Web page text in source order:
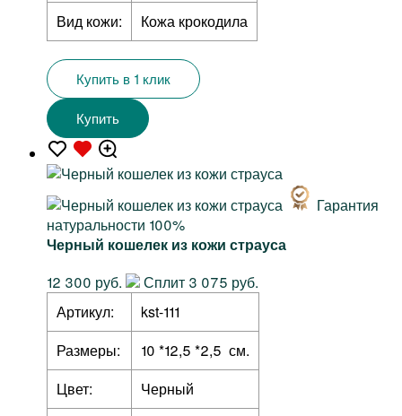
Вид кожи:
Кожа крокодила
Купить в 1 клик
Купить
Гарантия
натуральности 100%
Черный кошелек из кожи страуса
12 300 руб.
Сплит 3 075 руб.
Артикул:
kst-111
Размеры:
10 *12,5 *2,5 см.
Цвет:
Черный